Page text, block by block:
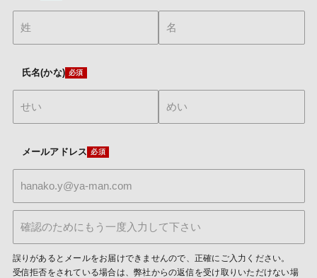
氏名(かな)
メールアドレス
誤りがあるとメールをお届けできませんので、正確にご入力ください。
受信拒否をされている場合は、弊社からの返信を受け取りいただけない場